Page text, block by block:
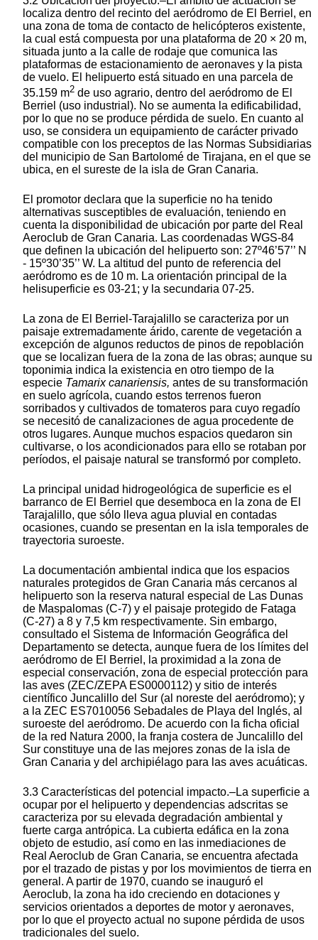
localiza dentro del recinto del aeródromo de El Berriel, en
una zona de toma de contacto de helicópteros existente,
la cual está compuesta por una plataforma de 20 × 20 m,
situada junto a la calle de rodaje que comunica las
plataformas de estacionamiento de aeronaves y la pista
de vuelo. El helipuerto está situado en una parcela de
35.159 m2 de uso agrario, dentro del aeródromo de El
Berriel (uso industrial). No se aumenta la edificabilidad,
por lo que no se produce pérdida de suelo. En cuanto al
uso, se considera un equipamiento de carácter privado
compatible con los preceptos de las Normas Subsidiarias
del municipio de San Bartolomé de Tirajana, en el que se
ubica, en el sureste de la isla de Gran Canaria.
El promotor declara que la superficie no ha tenido
alternativas susceptibles de evaluación, teniendo en
cuenta la disponibilidad de ubicación por parte del Real
Aeroclub de Gran Canaria. Las coordenadas WGS-84
que definen la ubicación del helipuerto son: 27º46’57’’ N
- 15º30’35’’ W. La altitud del punto de referencia del
aeródromo es de 10 m. La orientación principal de la
helisuperficie es 03-21; y la secundaria 07-25.
La zona de El Berriel-Tarajalillo se caracteriza por un
paisaje extremadamente árido, carente de vegetación a
excepción de algunos reductos de pinos de repoblación
que se localizan fuera de la zona de las obras; aunque su
toponimia indica la existencia en otro tiempo de la
especie Tamarix canariensis, antes de su transformación
en suelo agrícola, cuando estos terrenos fueron
sorribados y cultivados de tomateros para cuyo regadío
se necesitó de canalizaciones de agua procedente de
otros lugares. Aunque muchos espacios quedaron sin
cultivarse, o los acondicionados para ello se rotaban por
períodos, el paisaje natural se transformó por completo.
La principal unidad hidrogeológica de superficie es el
barranco de El Berriel que desemboca en la zona de El
Tarajalillo, que sólo lleva agua pluvial en contadas
ocasiones, cuando se presentan en la isla temporales de
trayectoria suroeste.
La documentación ambiental indica que los espacios
naturales protegidos de Gran Canaria más cercanos al
helipuerto son la reserva natural especial de Las Dunas
de Maspalomas (C-7) y el paisaje protegido de Fataga
(C-27) a 8 y 7,5 km respectivamente. Sin embargo,
consultado el Sistema de Información Geográfica del
Departamento se detecta, aunque fuera de los límites del
aeródromo de El Berriel, la proximidad a la zona de
especial conservación, zona de especial protección para
las aves (ZEC/ZEPA ES0000112) y sitio de interés
científico Juncalillo del Sur (al noreste del aeródromo); y
a la ZEC ES7010056 Sebadales de Playa del Inglés, al
suroeste del aeródromo. De acuerdo con la ficha oficial
de la red Natura 2000, la franja costera de Juncalillo del
Sur constituye una de las mejores zonas de la isla de
Gran Canaria y del archipiélago para las aves acuáticas.
3.3 Características del potencial impacto.–La superficie a
ocupar por el helipuerto y dependencias adscritas se
caracteriza por su elevada degradación ambiental y
fuerte carga antrópica. La cubierta edáfica en la zona
objeto de estudio, así como en las inmediaciones de
Real Aeroclub de Gran Canaria, se encuentra afectada
por el trazado de pistas y por los movimientos de tierra en
general. A partir de 1970, cuando se inauguró el
Aeroclub, la zona ha ido creciendo en dotaciones y
servicios orientados a deportes de motor y aeronaves,
por lo que el proyecto actual no supone pérdida de usos
tradicionales del suelo.